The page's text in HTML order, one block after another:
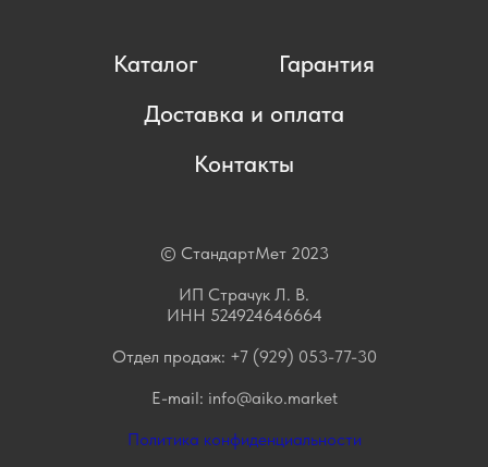
Каталог
Гарантия
Доставка и оплата
Контакты
© СтандартМет 2023
ИП Страчук Л. В.
ИНН 524924646664
Отдел продаж: +7 (929) 053-77-30
E-mail: info@aiko.market
Политика конфиденциальности